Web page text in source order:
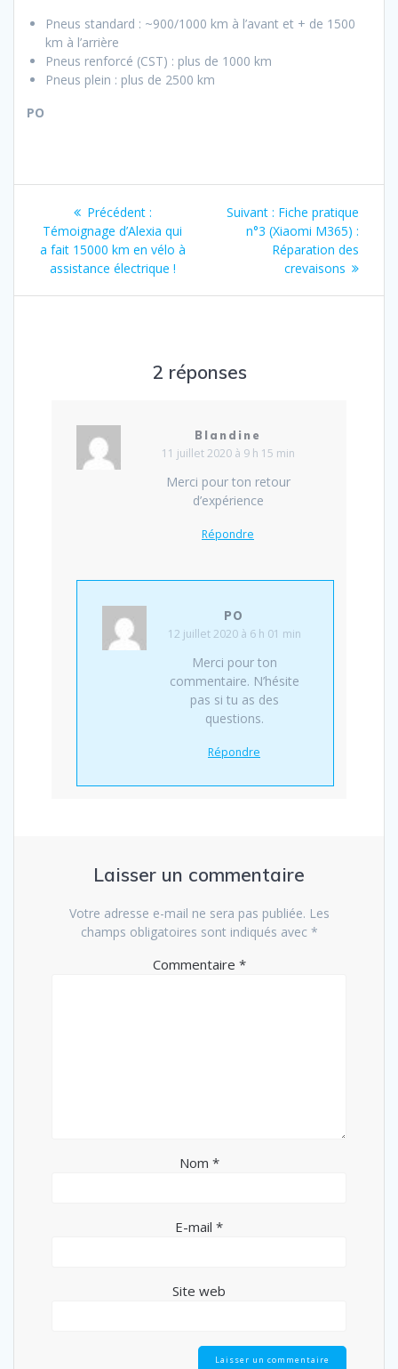
Pneus standard : ~900/1000 km à l’avant et + de 1500
km à l’arrière
Pneus renforcé (CST) : plus de 1000 km
Pneus plein : plus de 2500 km
PO
Navigation
de
l’article
Précédent :Article
précédent
:
Témoignage d’Alexia qui
a fait 15000 km en vélo à
assistance électrique !
Suivant : Article
suivant
:
Fiche pratique
n°3 (Xiaomi M365) :
Réparation des
crevaisons
2 réponses
Blandine
11 juillet 2020 à 9 h 15 min
Merci pour ton retour
d’expérience
Répondre
PO
12 juillet 2020 à 6 h 01 min
Merci pour ton
commentaire. N’hésite
pas si tu as des
questions.
Répondre
Laisser un commentaire
Votre adresse e-mail ne sera pas publiée. Les
champs obligatoires sont indiqués avec *
Commentaire *
Nom *
E-mail *
Site web